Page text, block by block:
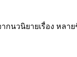
ากนวนิยายเรื่อง ห